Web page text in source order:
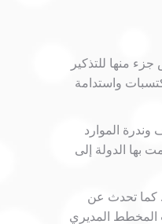
الأسعار، تم تخصيص جزء منها للتذكير
واستدامة
الموارد
بها الدولة إلى
المائية، حيث يقدر العجز الحاصل فيها ب 300 مليون متر مكعب. كما تحدث عن
المخطط المديري